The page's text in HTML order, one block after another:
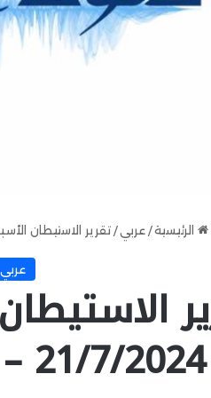
الرئيسية / عربي / تقرير الاستيطان الأسبوعي من 21/
عربي
21/7/2024 – 26/7/2024